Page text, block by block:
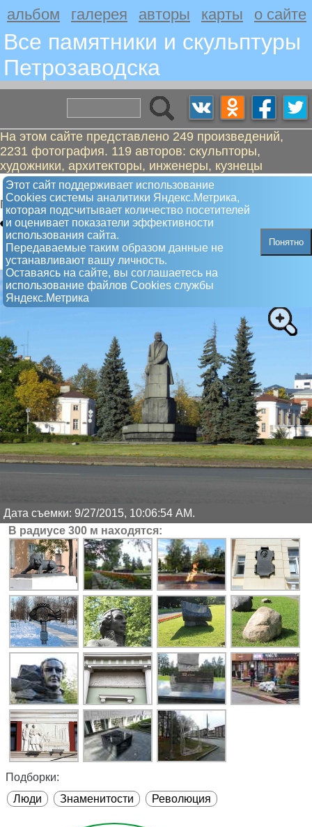
альбом галерея авторы карты о сайте
Все памятники и скульптуры
Петрозаводскa
На этом сайте представлено 249 произведений,
2231 фотография. 119 авторов: скульпторы,
художники, архитекторы, инженеры, кузнецы
Этот сайт поддерживает использование
Сookies системы аналитики Яндекс.Метрика,
которая подсчитывает количество посетителей
и оценивает показатели эффективности
использования сайта.
Передаваемые таким образом данные не
устанавливают вашу личность.
Оставаясь на сайте, вы соглашаетесь на
использование файлов Сookies службы
Яндекс.Метрика
Понятно
Ленин с ушанкой
Памятник
Дата съемки: 9/27/2015, 10:06:54 AM.
В радиусе 300 м находятся:
Подборки:
Люди
Знаменитости Революция